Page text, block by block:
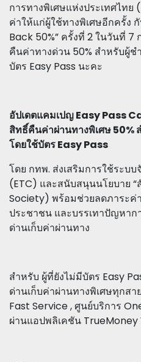
การทางพิเศษแห่งประเทศไท
ค่าให้แก่ผู้ใช้ทางพิเศษอีกครั้ง
Back 50%” ครั้งที่ 2 ในวันที่
คืนค่าทางด่วน 50% สำหรับผู้ช
บัตร Easy Pass นะคะ
อัปเดตแคมเปญ Easy Pass
สิทธิ์คืนค่าผ่านทางพิเศษ 50%
โดยใช้บัตร Easy Pass
โดย กทพ. ส่งเสริมการใช้ระบ
(ETC) และสนับสนุนนโยบาย “
Society) พร้อมช่วยลดภาระค่
ประชาชน และบรรเทาปัญหา
ด่านเก็บค่าผ่านทาง
สำหรับ ผู้ที่ยังไม่มีบัตร Easy
ด่านเก็บค่าผ่านทางพิเศษทุกสา
Fast Service , ศูนย์บริการ
ผ่านแอปพลิเคชัน